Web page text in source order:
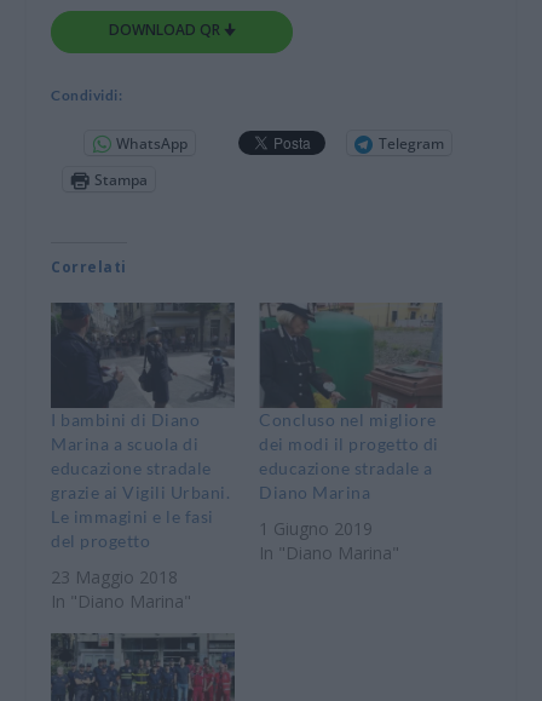
DOWNLOAD QR 🠋
Condividi:
WhatsApp
Telegram
Stampa
Correlati
I bambini di Diano
Marina a scuola di
educazione stradale
grazie ai Vigili Urbani.
Le immagini e le fasi
del progetto
23 Maggio 2018
In "Diano Marina"
Concluso nel migliore
dei modi il progetto di
educazione stradale a
Diano Marina
1 Giugno 2019
In "Diano Marina"